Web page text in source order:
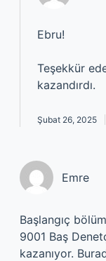
Ebru!
Teşekkür
kazandırdı.
Şubat 26, 2025
Emre
Başlangıç
9001 Baş
kazanıyor.